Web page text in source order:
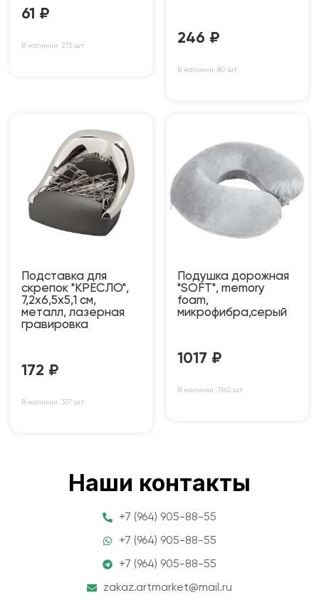
61 ₽
В наличии: 272 шт 246 ₽
В наличии: 80 шт
Подставка для
скрепок "КРЕСЛО",
7,2х6,5х5,1 см,
металл, лазерная
гравировка
172 ₽
В наличии: 337 шт
Подушка дорожная
"SOFT", memory
foam,
микрофибра,серый
1017 ₽
В наличии: 3162 шт
Наши контакты
+7 (964) 905-88-55
+7 (964) 905-88-55
+7 (964) 905-88-55
zakaz.artmarket@mail.ru